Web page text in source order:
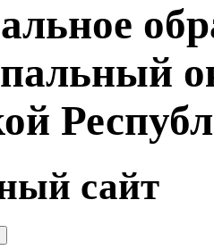
сайт